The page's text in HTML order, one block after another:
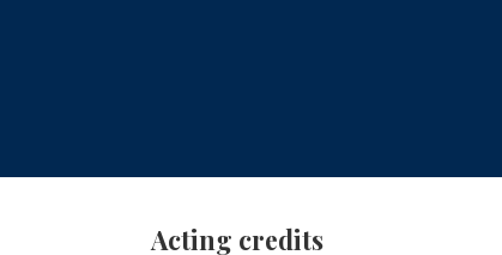
Acting credits